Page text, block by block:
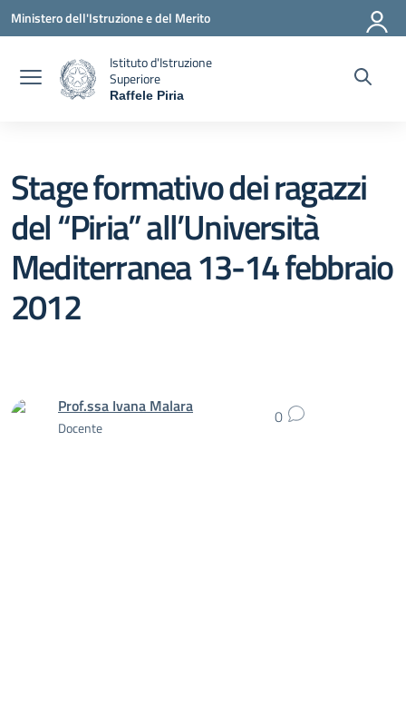
Vai ai contenuti
Vai al menu di navigazione
Vai al footer
Ministero dell'Istruzione e del Merito
Istituto d'Istruzione
Superiore
Raffele Piria
Stage formativo dei ragazzi
del “Piria” all’Università
Mediterranea 13-14 febbraio
2012
Prof.ssa Ivana Malara
Docente 0